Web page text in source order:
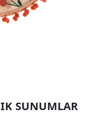
SUNUMLAR